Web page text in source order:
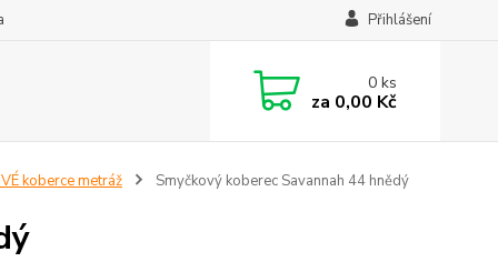
Přihlášení
0ks
za 0,00 Kč
koberce metráž Smyčkový koberec Savannah 44 hnědý